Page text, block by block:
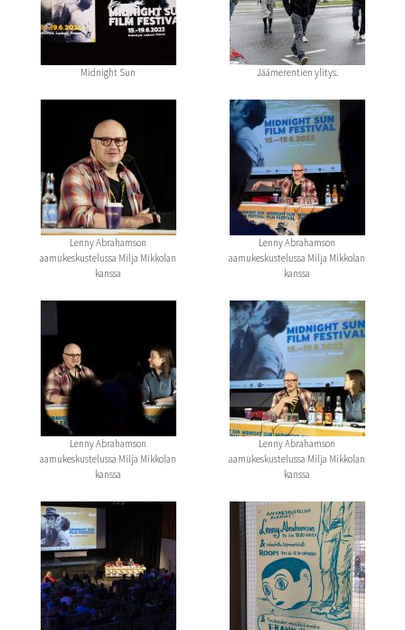
Midnight Sun Jäämerentien ylitys.
Lenny Abrahamson
aamukeskustelussa Milja Mikkolan
kanssa
Lenny Abrahamson
aamukeskustelussa Milja Mikkolan
kanssa
Lenny Abrahamson
aamukeskustelussa Milja Mikkolan
kanssa
Lenny Abrahamson
aamukeskustelussa Milja Mikkolan
kanssa